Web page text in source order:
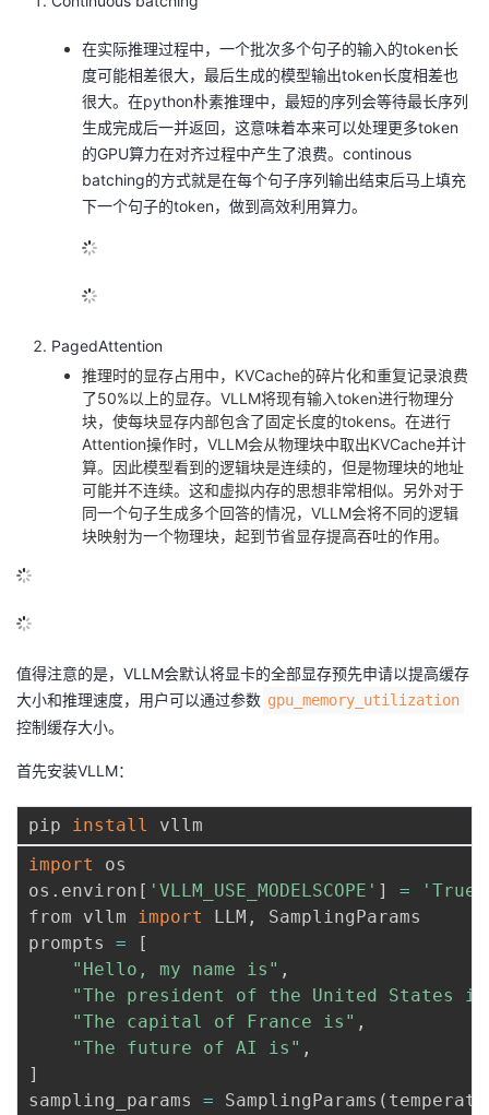
在实际推理过程中，一个批次多个句子的输入的token长
度可能相差很大，最后生成的模型输出token长度相差也
很大。在python朴素推理中，最短的序列会等待最长序列
生成完成后一并返回，这意味着本来可以处理更多token
的GPU算力在对齐过程中产生了浪费。continous
batching的方式就是在每个句子序列输出结束后马上填充
下一个句子的token，做到高效利用算力。
PagedAttention
推理时的显存占用中，KVCache的碎片化和重复记录浪费
了50%以上的显存。VLLM将现有输入token进行物理分
块，使每块显存内部包含了固定长度的tokens。在进行
Attention操作时，VLLM会从物理块中取出KVCache并计
算。因此模型看到的逻辑块是连续的，但是物理块的地址
可能并不连续。这和虚拟内存的思想非常相似。另外对于
同一个句子生成多个回答的情况，VLLM会将不同的逻辑
块映射为一个物理块，起到节省显存提高吞吐的作用。
值得注意的是，VLLM会默认将显卡的全部显存预先申请以提高缓存
大小和推理速度，用户可以通过参数 gpu_memory_utilization
控制缓存大小。
首先安装VLLM：
pip install
import
os
os.environ [ 'VLLM_USE_MODELSCOPE' ] =
'True'
from vllm import
LLM, SamplingParams
prompts =
[
"Hello, my name is" ,
"The president of the United States
"The capital of France is" ,
"The future of AI is"
]
sampling_params = SamplingParams (